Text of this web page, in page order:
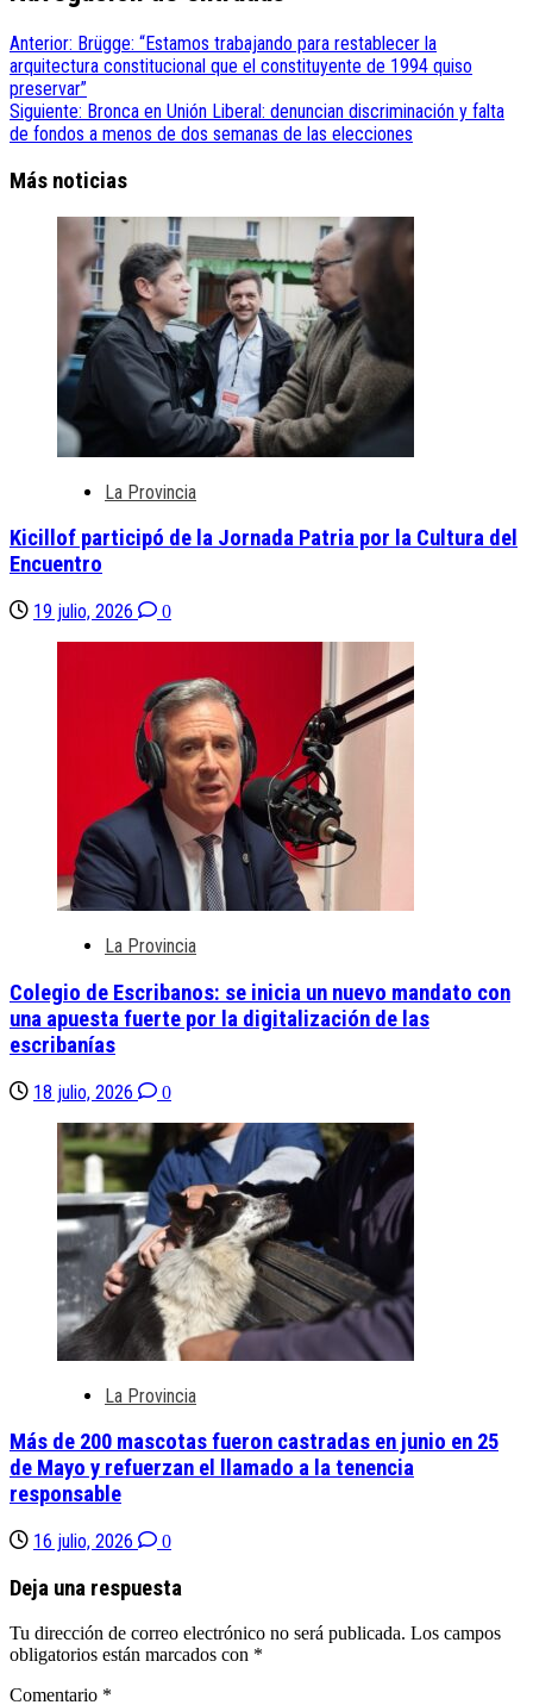
Anterior: Brügge: “Estamos trabajando para restablecer la
arquitectura constitucional que el constituyente de 1994 quiso
preservar”
Siguiente: Bronca en Unión Liberal: denuncian discriminación y falta
de fondos a menos de dos semanas de las elecciones
Más noticias
La Provincia
Kicillof participó de la Jornada Patria por la Cultura del
Encuentro
19 julio, 2026 0
La Provincia
Colegio de Escribanos: se inicia un nuevo mandato con
una apuesta fuerte por la digitalización de las
escribanías
18 julio, 2026 0
La Provincia
Más de 200 mascotas fueron castradas en junio en 25
de Mayo y refuerzan el llamado a la tenencia
responsable
16 julio, 2026 0
Deja una respuesta
Tu dirección de correo electrónico no será publicada. Los campos
obligatorios están marcados con *
Comentario *